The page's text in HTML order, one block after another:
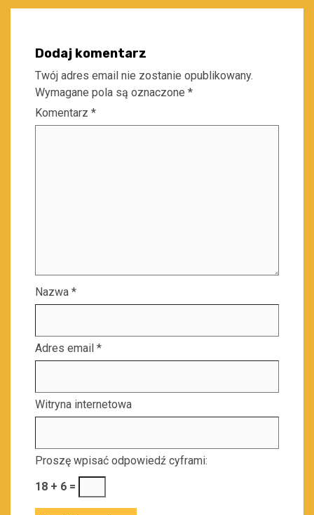
Dodaj komentarz
Twój adres email nie zostanie opublikowany.
Wymagane pola są oznaczone *
Komentarz *
Nazwa *
Adres email *
Witryna internetowa
Proszę wpisać odpowiedź cyframi:
18 + 6 =